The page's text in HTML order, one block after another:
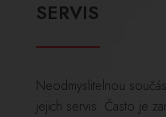
SERVIS
Neodmyslitelnou
jejich servis. Často je